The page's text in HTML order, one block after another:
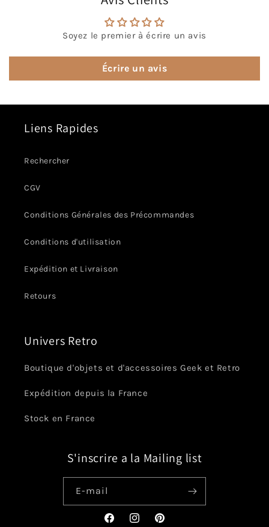
Soyez le premier à écrire un avis
Écrire un avis
Liens Rapides
Rechercher
CGV
Conditions Générales des Précommandes
Conditions d'utilisation
Expédition et Livraison
Retours
Univers Retro
Boutique d'objets et d'accessoires Geek et Retro
Expédition depuis la France
Stock en France
S'inscrire a la Mailing list
E-mail
FacebookInstagramPinterest